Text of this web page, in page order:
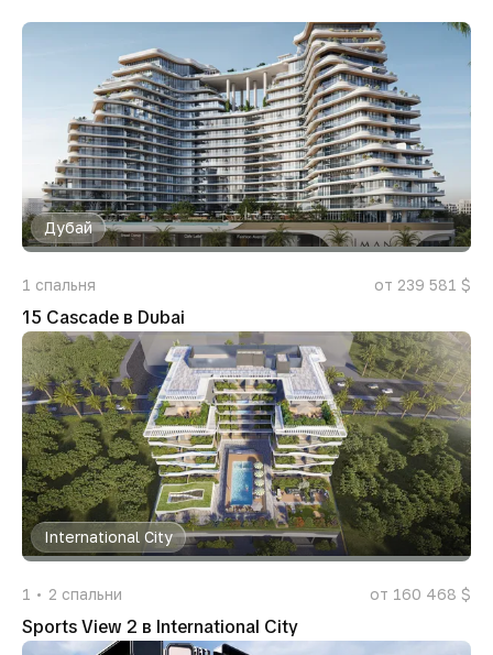
Дубай
1 спальня от 239 581 $
15 Cascade в Dubai
International City
1 2 спальни от 160 468 $
Sports View 2 в International City